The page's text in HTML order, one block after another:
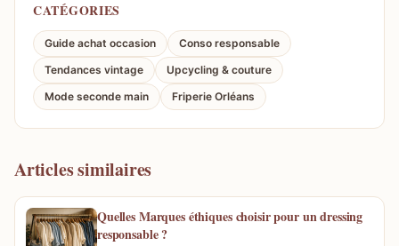
CATÉGORIES
Guide achat occasion
Conso responsable
Tendances vintage
Upcycling & couture
Mode seconde main
Friperie Orléans
Articles similaires
Quelles Marques éthiques choisir pour un dressing
responsable ?